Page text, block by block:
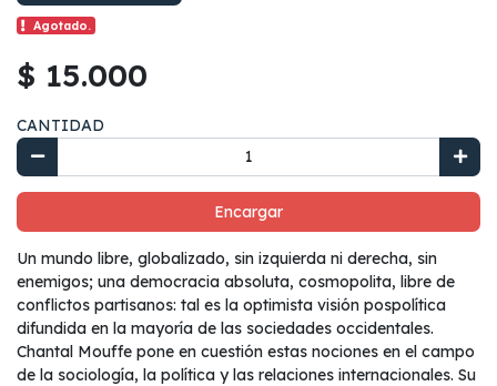
Agotado.
$ 15.000
CANTIDAD
Encargar
Un mundo libre, globalizado, sin izquierda ni derecha, sin
enemigos; una democracia absoluta, cosmopolita, libre de
conflictos partisanos: tal es la optimista visión pospolítica
difundida en la mayoría de las sociedades occidentales.
Chantal Mouffe pone en cuestión estas nociones en el campo
de la sociología, la política y las relaciones internacionales. Su